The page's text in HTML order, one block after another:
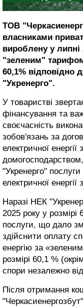
ТОВ
власниками
вироблену у липні
"зеленим"
60,1% відповідно
"Укренерго".
У товаристві
фінансування та
своєчасність
зобов'язань за
електричної
"Укренерго"
електричної
Наразі НЕК
2025 року у розмірі
послуги, що дало
здійснити оплату
енергію за
розмірі 60,1 %
спори незалежно
Після отримання